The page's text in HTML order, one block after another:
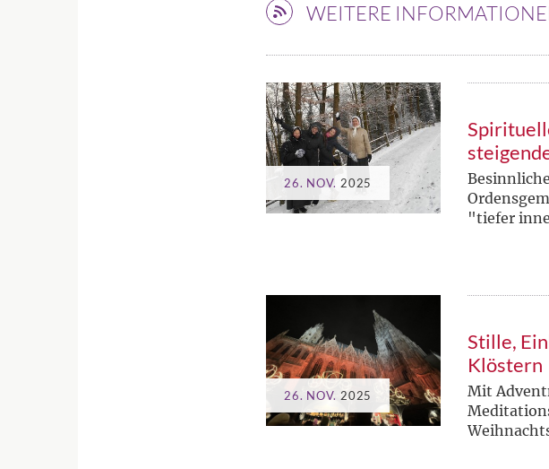
WEITERE
26. NOV. 2025
"tiefer
26. NOV. 2025
Stille,
Klöstern
Mit